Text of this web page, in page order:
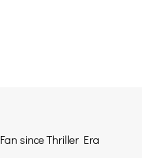
Fan since Thriller Era